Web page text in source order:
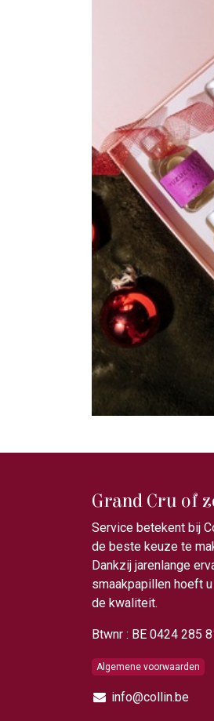
Grand Cru of
Service betekent bij
de beste keuze te
Dankzij jarenlange
smaakpapillen hoeft
de kwaliteit.
Btwnr : BE 0424 285
Algemene voorwaarden
info@collin.be